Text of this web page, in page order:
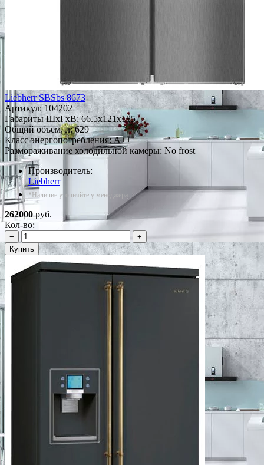
Liebherr SBSbs 8673
Артикул:104202
Габариты ШxГxВ: 66.5x121x185
Общий объем, л: 629
Класс энергопотребления: A++
Размораживание холодильной камеры: No frost
Производитель:
Liebherr
*Наличие уточняйте у менеджера
262000руб.
Кол-во:
−
+
Купить